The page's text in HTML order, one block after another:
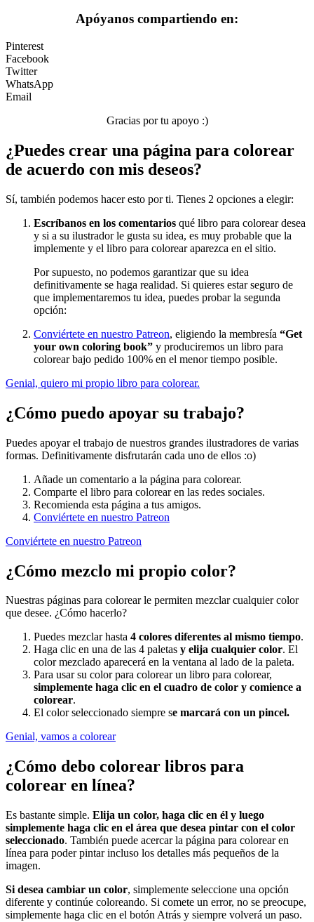
Apóyanos compartiendo en:
Pinterest
Facebook
Twitter
WhatsApp
Email
Gracias por tu apoyo :)
¿Puedes crear una página para colorear
de acuerdo con mis deseos?
Sí, también podemos hacer esto por ti. Tienes 2 opciones a elegir:
Escríbanos en los comentarios qué libro para colorear desea
y si a su ilustrador le gusta su idea, es muy probable que la
implemente y el libro para colorear aparezca en el sitio.
Por supuesto, no podemos garantizar que su idea
definitivamente se haga realidad. Si quieres estar seguro de
que implementaremos tu idea, puedes probar la segunda
opción:
Conviértete en nuestro Patreon, eligiendo la membresía “Get
your own coloring book” y produciremos un libro para
colorear bajo pedido 100% en el menor tiempo posible.
Genial, quiero mi propio libro para colorear.
¿Cómo puedo apoyar su trabajo?
Puedes apoyar el trabajo de nuestros grandes ilustradores de varias
formas. Definitivamente disfrutarán cada uno de ellos :o)
Añade un comentario a la página para colorear.
Comparte el libro para colorear en las redes sociales.
Recomienda esta página a tus amigos.
Conviértete en nuestro Patreon
Conviértete en nuestro Patreon
¿Cómo mezclo mi propio color?
Nuestras páginas para colorear le permiten mezclar cualquier color
que desee. ¿Cómo hacerlo?
Puedes mezclar hasta 4 colores diferentes al mismo tiempo.
Haga clic en una de las 4 paletas y elija cualquier color. El
color mezclado aparecerá en la ventana al lado de la paleta.
Para usar su color para colorear un libro para colorear,
simplemente haga clic en el cuadro de color y comience a
colorear.
El color seleccionado siempre se marcará con un pincel.
Genial, vamos a colorear
¿Cómo debo colorear libros para
colorear en línea?
Es bastante simple. Elija un color, haga clic en él y luego
simplemente haga clic en el área que desea pintar con el color
seleccionado. También puede acercar la página para colorear en
línea para poder pintar incluso los detalles más pequeños de la
imagen.
Si desea cambiar un color, simplemente seleccione una opción
diferente y continúe coloreando. Si comete un error, no se preocupe,
simplemente haga clic en el botón Atrás y siempre volverá un paso.